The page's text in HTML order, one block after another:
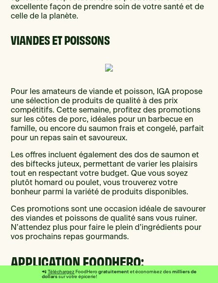
excellente façon de prendre soin de votre santé et de
celle de la planète.
VIANDES ET POISSONS
Pour les amateurs de viande et poisson, IGA propose
une sélection de produits de qualité à des prix
compétitifs. Cette semaine, profitez des promotions
sur les côtes de porc, idéales pour un barbecue en
famille, ou encore du saumon frais et congelé, parfait
pour un repas sain et savoureux.
Les offres incluent également des dos de saumon et
des biftecks juteux, permettant de varier les plaisirs
tout en respectant votre budget. Que vous soyez
plutôt homard ou poulet, vous trouverez votre
bonheur parmi la variété de produits disponibles.
Ces promotions sont une occasion idéale de savourer
des viandes et poissons de qualité sans vous ruiner.
N’attendez plus pour faire le plein d’ingrédients pour
vos prochains repas gourmands.
APPLICATION FOODHERO:
ÉCONOMIES ET RABAIS
📲Téléchargez FoodHero gratuitementet économisez desmilliers de
dollars sur votre épicerie!